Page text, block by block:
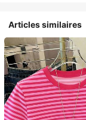
Articles similaires